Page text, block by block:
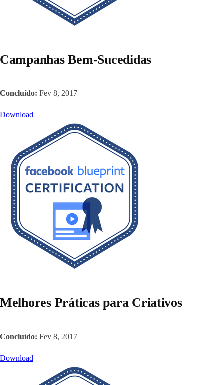
Campanhas Bem-Sucedidas
Concluído: Fev 8, 2017
Download
Melhores Práticas para Criativos
Concluído: Fev 8, 2017
Download